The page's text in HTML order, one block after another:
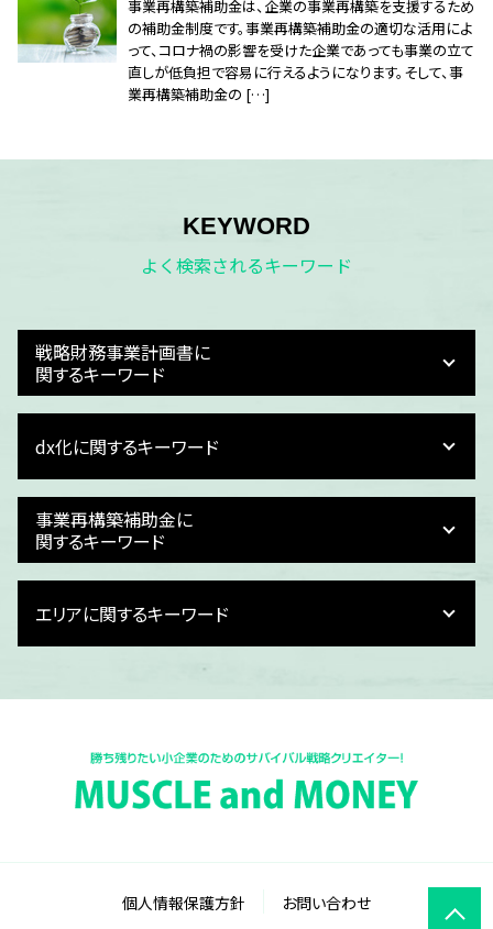
事業再構築補助金は、企業の事業再構築を支援するため
の補助金制度です。事業再構築補助金の適切な活用によ
って、コロナ禍の影響を受けた企業であっても事業の立て
直しが低負担で容易に行えるようになります。そして、事
業再構築補助金の […]
KEYWORD
よく検索されるキーワード
戦略財務事業計画書に
関するキーワード
事業計画 作り方
事業計画 売上予測
資金繰り 計画 作り方
資金繰り 作成
資金繰り 会社
事業計画 大手
事業計画 収支計画
事業計画 売上根拠
銀行 融資 事業計画書
資金繰り
dx化に関するキーワード
経理 dx
dx メリット
it導入補助金 対象
dx化 課題
dx化 とは
dx化 デジタル化 違い
税理士 dx化
予実管理 dx化
給与計算 dx化
dx化 簡単に
事業再構築補助金に
関するキーワード
事業再構築補助金 中堅企業
事業再構築補助金 ルール
中小企業 新事業進出補助金
事業再構築補助金 メリット
事業再構築補助金 個人事業主 代行
事業再構築補助金
事業再構築補助金 税金
事業再構築補助金 何回まで
エリアに関するキーワード
石川県 損益計画書作成
富山県 事業計画書
石川県 事業再構築補助金
石川県 事業計画書作成
石川県 記帳業務 dx化
富山県 事業計画個人情報保護方針 お問い合わせ